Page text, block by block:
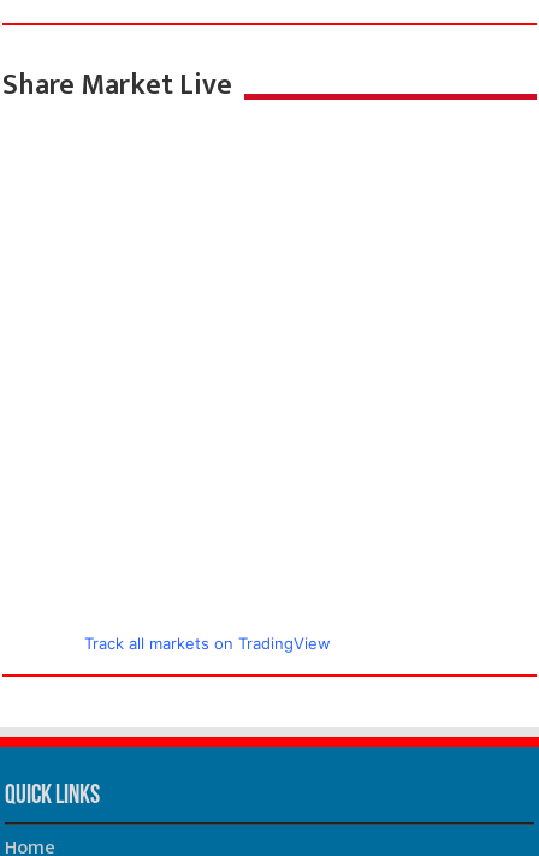
Share Market Live
Track all markets on TradingView
Quick Links
Home